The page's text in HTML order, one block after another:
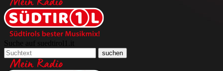
Suche auf suedtirol1.it